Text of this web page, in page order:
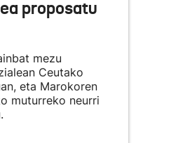
proposatu
mezu
Ceutako
eta Marokoren
muturreko neurri